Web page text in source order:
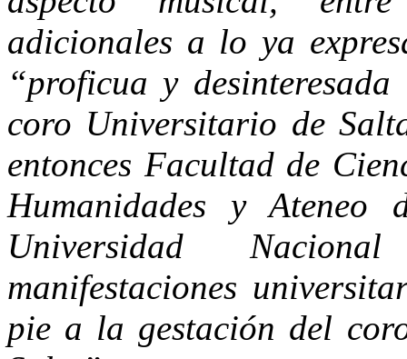
adicionales a lo ya
“proficua y
coro Universitario de
entonces Facultad de
Humanidades y Ateneo
Universidad
manifestaciones
pie a la gestación del